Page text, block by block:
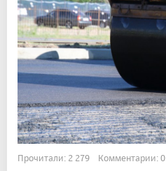
Прочитали: 2 279 Комментарии: 0